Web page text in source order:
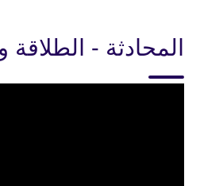
المحادثة -